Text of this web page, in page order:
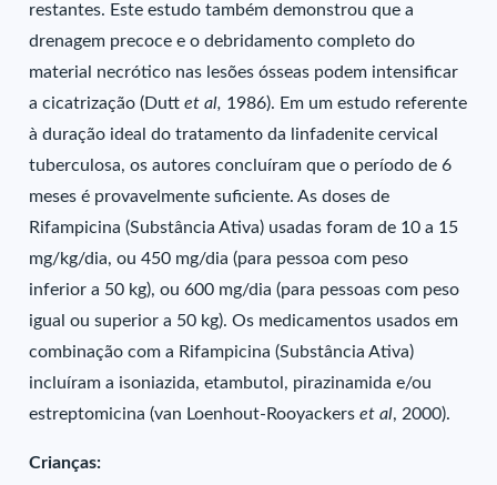
restantes. Este estudo também demonstrou que a
drenagem precoce e o debridamento completo do
material necrótico nas lesões ósseas podem intensificar
a cicatrização (Duttet al, 1986). Em um estudo referente
à duração ideal do tratamento da linfadenite cervical
tuberculosa, os autores concluíram que o período de 6
meses é provavelmente suficiente. As doses de
Rifampicina (Substância Ativa) usadas foram de 10 a 15
mg/kg/dia, ou 450 mg/dia (para pessoa com peso
inferior a 50 kg), ou 600 mg/dia (para pessoas com peso
igual ou superior a 50 kg). Os medicamentos usados em
combinação com a Rifampicina (Substância Ativa)
incluíram a isoniazida, etambutol, pirazinamida e/ou
estreptomicina (van Loenhout-Rooyackers et al, 2000).
Crianças: